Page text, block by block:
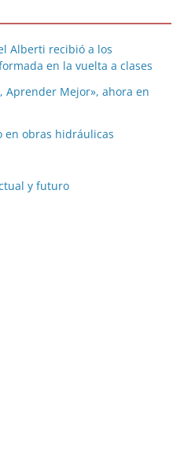
Alberti recibió a los
en la vuelta a clases
Aprender Mejor», ahora en
en obras hidráulicas
y futuro